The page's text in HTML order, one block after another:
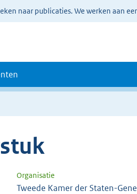
naar publicaties. We werken aan
Organisatie
Tweede Kamer der Staten-